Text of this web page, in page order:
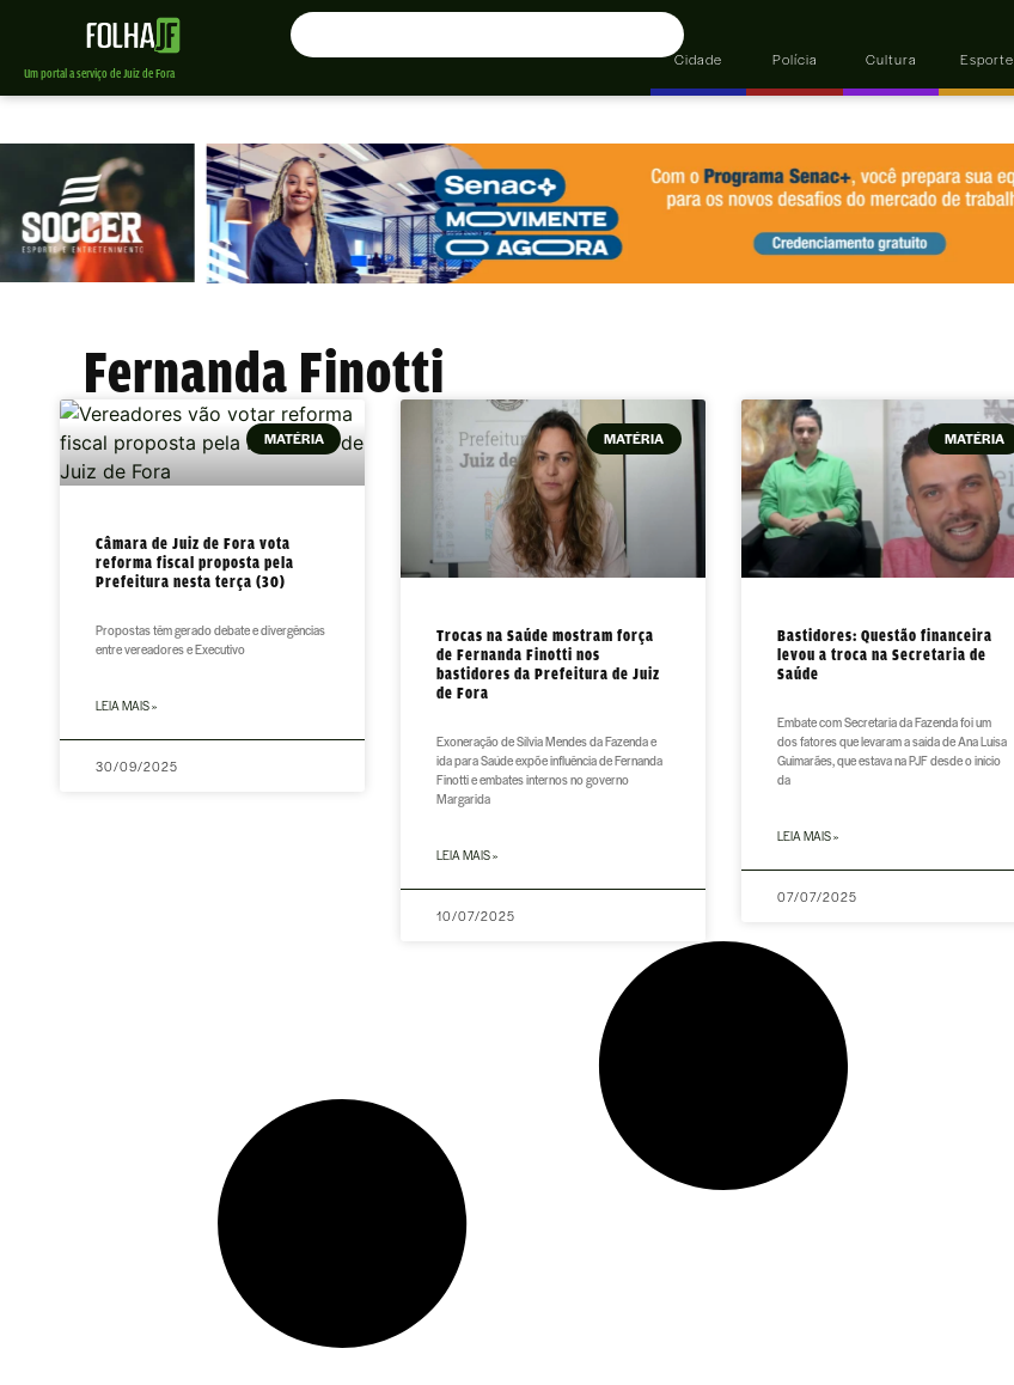
Um portal a serviço de Juiz de Fora
Cidade Polícia Cultura Esporte
Fernanda Finotti
MATÉRIA
Câmara de Juiz de Fora vota
reforma fiscal proposta pela
Prefeitura nesta terça (30)
Propostas têm gerado debate e divergências
entre vereadores e Executivo
LEIA MAIS »
30/09/2025
MATÉRIA
Trocas na Saúde mostram força
de Fernanda Finotti nos
bastidores da Prefeitura de Juiz
de Fora
Exoneração de Sílvia Mendes da Fazenda e
ida para Saúde expõe influência de Fernanda
Finotti e embates internos no governo
Margarida
LEIA MAIS »
10/07/2025
MATÉRIA
Bastidores: Questão financeira
levou a troca na Secretaria de
Saúde
Embate com Secretaria da Fazenda foi um
dos fatores que levaram a saída de Ana Luísa
Guimarães, que estava na PJF desde o início
da
LEIA MAIS »
07/07/2025